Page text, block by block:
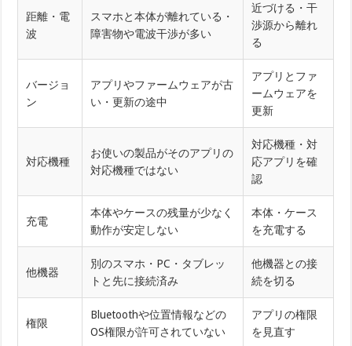
距離・電
波
スマホと本体が離れている・
障害物や電波干渉が多い
近づける・干
渉源から離れ
る
バージョ
ン
アプリやファームウェアが古
い・更新の途中
アプリとファ
ームウェアを
更新
対応機種
お使いの製品がそのアプリの
対応機種ではない
対応機種・対
応アプリを確
認
充電
本体やケースの残量が少なく
動作が安定しない
本体・ケース
を充電する
他機器
別のスマホ・PC・タブレッ
トと先に接続済み
他機器との接
続を切る
権限
Bluetoothや位置情報などの
OS権限が許可されていない
アプリの権限
を見直す